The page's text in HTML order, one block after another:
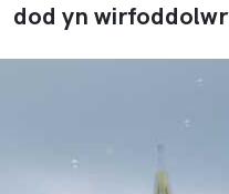
dod yn wirfoddolwr